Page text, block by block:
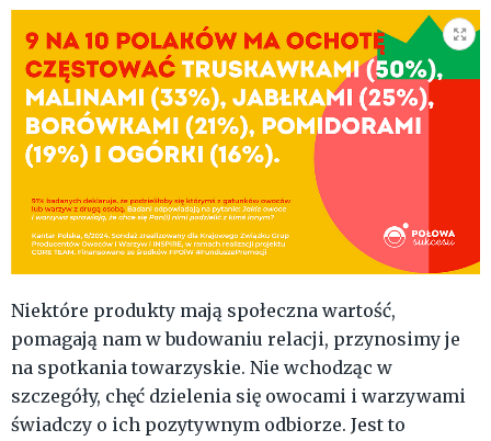
Niektóre produkty mają społeczna wartość,
pomagają nam w budowaniu relacji, przynosimy je
na spotkania towarzyskie. Nie wchodząc w
szczegóły, chęć dzielenia się owocami i warzywami
świadczy o ich pozytywnym odbiorze. Jest to